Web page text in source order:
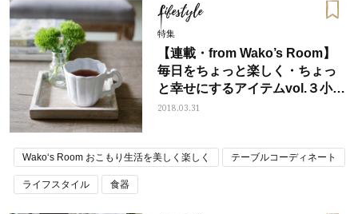
Lifestyle
特集
【連載・from Wako’s Room】
毎日をちょっと楽しく・ちょっ
と幸せにするアイテムvol.３小さ
なトレー
2018.03.31
Wako‘s Room おこもり生活を美しく楽しく テーブルコーディネート
ライフスタイル 食器